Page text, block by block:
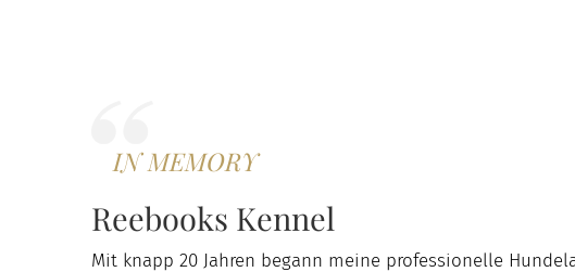
IN MEMORY
Reebooks Kennel
Mit knapp 20 Jahren begann meine professionelle